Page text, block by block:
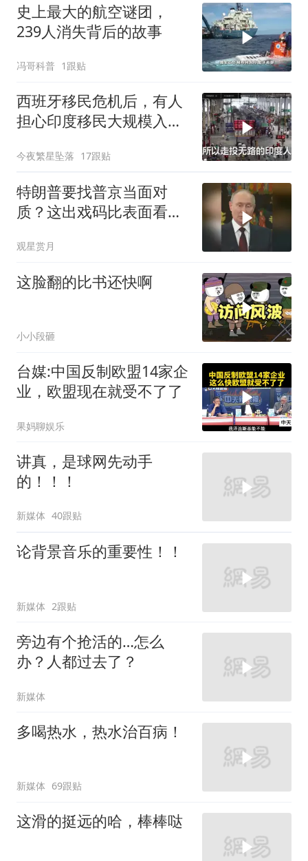
史上最大的航空谜团，
239人消失背后的故事
冯哥科普 1跟贴
西班牙移民危机后，有人
担心印度移民大规模入侵
今夜繁星坠落 17跟贴
特朗普要找普京当面对
质？这出戏码比表面看起
观星赏月
这脸翻的比书还快啊
小小段砸
台媒:中国反制欧盟14家企
业，欧盟现在就受不了了
果妈聊娱乐
讲真，是球网先动手
的！！！
新媒体 40跟贴
论背景音乐的重要性！！
新媒体 2跟贴
旁边有个抢活的…怎么
办？人都过去了？
新媒体
多喝热水，热水治百病！
新媒体 69跟贴
这滑的挺远的哈，棒棒哒